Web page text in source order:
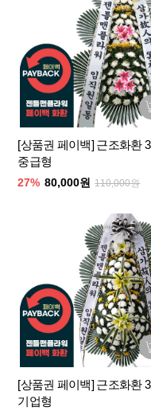
[상품권 페이백] 근조화환
중급형
27% 80,000원 110,000원
[상품권 페이백] 근조화환
기업형